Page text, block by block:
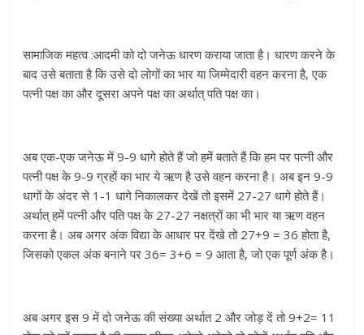
सामाजिक महत्व :आदमी को दो जनेऊ धारण कराया जाता है। धारण करने के
बाद उसे बताता है कि उसे दो लोगों का भार या जिम्मेदारी वहन करना है, एक
पत्नी पक्ष का और दूसरा अपने पक्ष का अर्थात् पति पक्ष का।
अब एक-एक जनेऊ में 9-9 धागे होते हैं जो हमें बताते हैं कि हम पर पत्नी और
पत्नी पक्ष के 9-9 ग्रहों का भार ये ऋण है उसे वहन करना है। अब इन 9-9
धागों के अंदर से 1-1 धागे निकालकर देखें तो इसमें 27-27 धागे होते हैं।
अर्थात् हमें पत्नी और पति पक्ष के 27-27 नक्षत्रों का भी भार या ऋण वहन
करना है। अब अगर अंक विद्या के आधार पर देंखे तो 27+9 = 36 होता है,
जिसको एकल अंक बनाने पर 36= 3+6 = 9 आता है, जो एक पूर्ण अंक है।
अब अगर इस 9 में दो जनेऊ की संख्या अर्थात 2 और जोड़ दें तो 9+2= 11